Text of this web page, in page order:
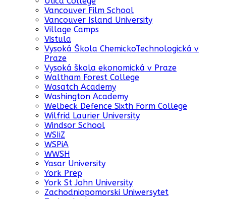
Vancouver Film School
Vancouver Island University
Village Camps
Vistula
Vysoká Škola ChemickoTechnologická v
Praze
Vysoká škola ekonomická v Praze
Waltham Forest College
Wasatch Academy
Washington Academy
Welbeck Defence Sixth Form College
Wilfrid Laurier University
Windsor School
WSIiZ
WSPiA
WWSH
Yasar University
York Prep
York St John University
Zachodniopomorski Uniwersytet